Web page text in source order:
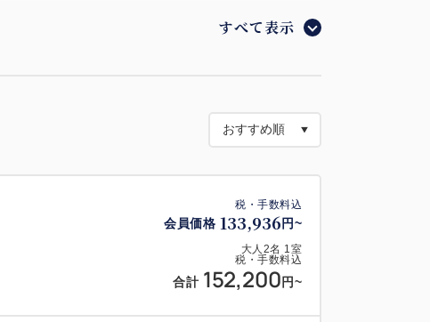
すべて表示
税・手数料込
会員価格 133,936 円~
大人 2名 1室
税・手数料込
合計 152,200 円~